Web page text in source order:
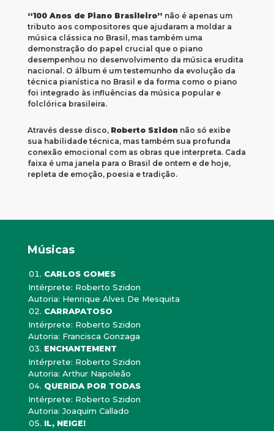
“100 Anos de Piano Brasileiro” não é apenas um
tributo aos compositores que ajudaram a moldar a
música clássica no Brasil, mas também uma
demonstração do papel crucial que o piano
desempenhou no desenvolvimento da música erudita
nacional. O álbum é um testemunho da evolução da
técnica pianística no Brasil e da forma como o piano
foi integrado às influências da música popular e
folclórica brasileira.
Através desse disco, Roberto Szidon não só exibe
sua habilidade técnica, mas também sua profunda
conexão emocional com as obras que interpreta. Cada
faixa é uma janela para o Brasil de ontem e de hoje,
repleta de emoção, poesia e tradição.
Músicas
CARLOS GOMES
Intérprete: Roberto Szidon
Autoria: Henrique Alves De Mesquita
CARRAPATOSO
Intérprete: Roberto Szidon
Autoria: Francisca Gonzaga
ENCHANTEMENT
Intérprete: Roberto Szidon
Autoria: Arthur Napoleão
QUERIDA POR TODAS
Intérprete: Roberto Szidon
Autoria: Joaquim Callado
IL, NEIGE!